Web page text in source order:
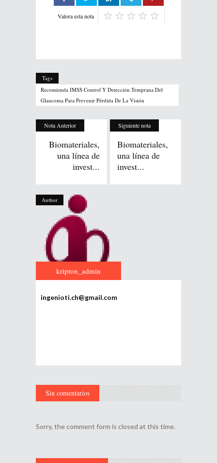
Valora esta nota
Tags
Recomienda IMSS Control Y Detección Temprana Del
Glaucoma Para Prevenir Pérdida De La Visión
Nota Anterior
Biomateriales,
una línea de
invest...
Siguiente nota
Biomateriales,
una línea de
invest...
Author
kripton_admin
ingenioti.ch@gmail.com
Sin comentarios
Sorry, the comment form is closed at this time.